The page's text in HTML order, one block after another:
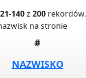
140z 200 rekordów.
na stronie
#
NAZWISKO